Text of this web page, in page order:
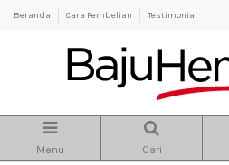
Beranda Cara Pembelian Testimonial
Menu Cari